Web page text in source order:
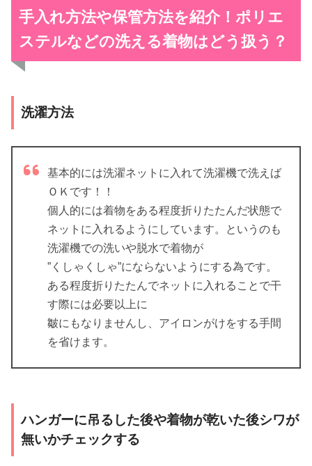
手入れ方法や保管方法を紹介！ポリエ
ステルなどの洗える着物はどう扱う？
洗濯方法
基本的には洗濯ネットに入れて洗濯機で洗えば
ＯＫです！！
個人的には着物をある程度折りたたんだ状態で
ネットに入れるようにしています。というのも
洗濯機での洗いや脱水で着物が
”くしゃくしゃ”にならないようにする為です。
ある程度折りたたんでネットに入れることで干
す際には必要以上に
皺にもなりませんし、アイロンがけをする手間
を省けます。
ハンガーに吊るした後や着物が乾いた後シワが
無いかチェックする